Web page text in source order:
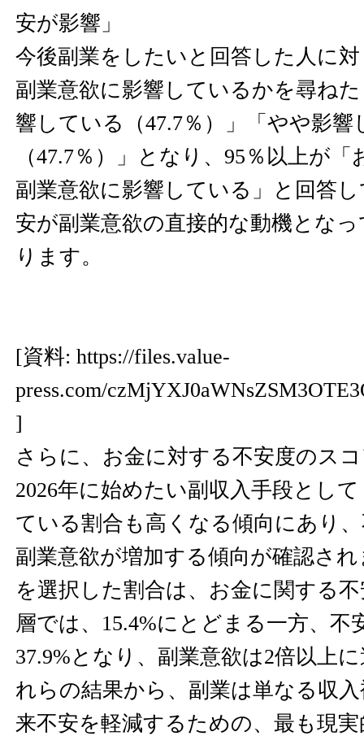
安が影響」
今後副業をしたいと回答した人に
副業意欲に影響しているかを尋ね
響している（47.7％）」「やや影響
（47.7％）」となり、95％以上が
副業意欲に影響している」と回答
安が副業意欲の直接的な動機とな
ります。
[資料: https://files.value-
press.com/
]
さらに、お金に対する不安度のス
2026年に始めたい副収入手段とし
ている割合も高くなる傾向にあり
副業意欲が増加する傾向が確認さ
を選択した割合は、お金に関する
層では、15.4%にとどまる一方、不
37.9%となり、副業意欲は2倍以上
れらの結果から、副業は単なる収
来不安を軽減するための、最も現